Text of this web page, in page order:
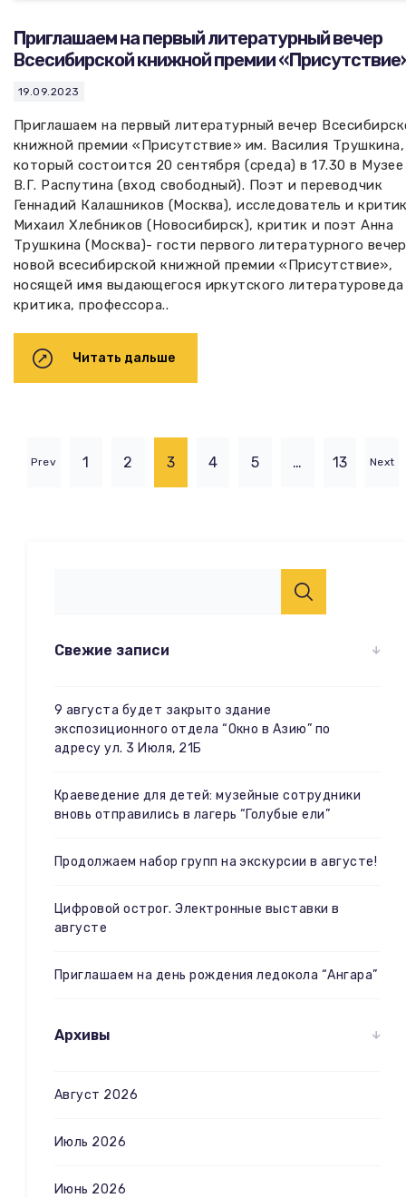
Приглашаем на первый литературный вечер
Всесибирской книжной премии
19.09.2023
Приглашаем на первый литературный вечер
книжной премии «Присутствие» им. Василия Трушкина,
который состоится 20 сентября (среда) в 17.30 в Музее
В.Г. Распутина (вход свободный). Поэт и переводчик
Геннадий Калашников (Москва), исследователь и
Михаил Хлебников (Новосибирск), критик и поэт Анна
Трушкина (Москва)- гости первого литературного
новой всесибирской книжной премии «Присутствие»,
носящей имя выдающегося иркутского
критика, профессора..
Читать дальше
Prev 1 2 3 4 5 … 13 Next
Свежие записи
9 августа будет закрыто здание
экспозиционного отдела “Окно в Азию” по
адресу ул. 3 Июля, 21Б
Краеведение для детей: музейные сотрудники
вновь отправились в лагерь “Голубые ели”
Продолжаем набор групп на экскурсии в августе!
Цифровой острог. Электронные выставки в
августе
Приглашаем на день рождения ледокола “Ангара”
Архивы
Август 2026
Июль 2026
Июнь 2026